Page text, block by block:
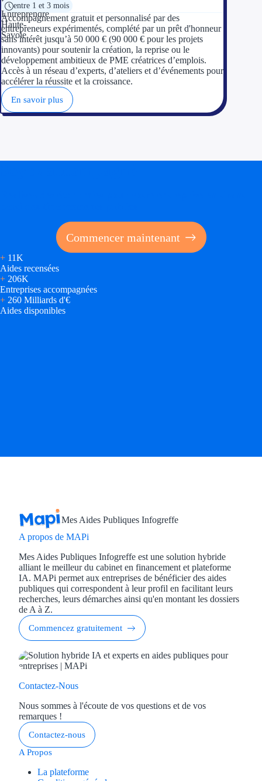
entre 1 et 3 mois
Accompagnement gratuit et personnalisé par des
entrepreneurs expérimentés, complété par un prêt d'honneur
sans intérêt jusqu’à 50 000 € (90 000 € pour les projets
innovants) pour soutenir la création, la reprise ou le
développement ambitieux de PME créatrices d’emplois.
Accès à un réseau d’experts, d’ateliers et d’événements pour
accélérer la réussite et la croissance.
En savoir plus
Commencer maintenant
+ 11K
Aides recensées
+ 206K
Entreprises accompagnées
+ 260 Milliards d'€
Aides disponibles
Mes Aides Publiques Infogreffe
A propos de MAPi
Mes Aides Publiques Infogreffe est une solution hybride
alliant le meilleur du cabinet en financement et plateforme
IA. MAPi permet aux entreprises de bénéficier des aides
publiques qui correspondent à leur profil en facilitant leurs
recherches, leurs démarches ainsi qu'en montant les dossiers
de A à Z.
Commencez gratuitement
Contactez-Nous
Nous sommes à l'écoute de vos questions et de vos
remarques !
Contactez-nous
A Propos
La plateforme